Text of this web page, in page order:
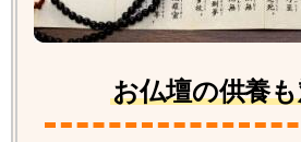
お仏壇の供養